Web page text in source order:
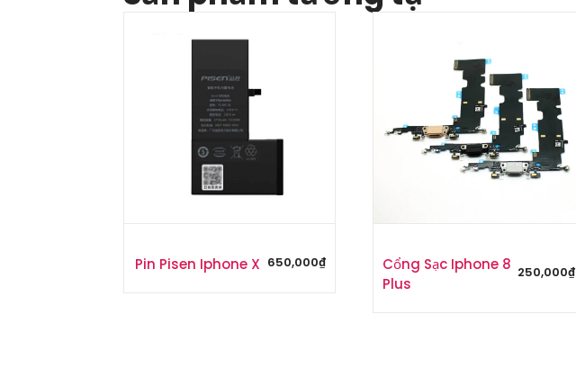
Pin Pisen Iphone X 650,000₫
Cổng Sạc Iphone 8
Plus
250,000₫